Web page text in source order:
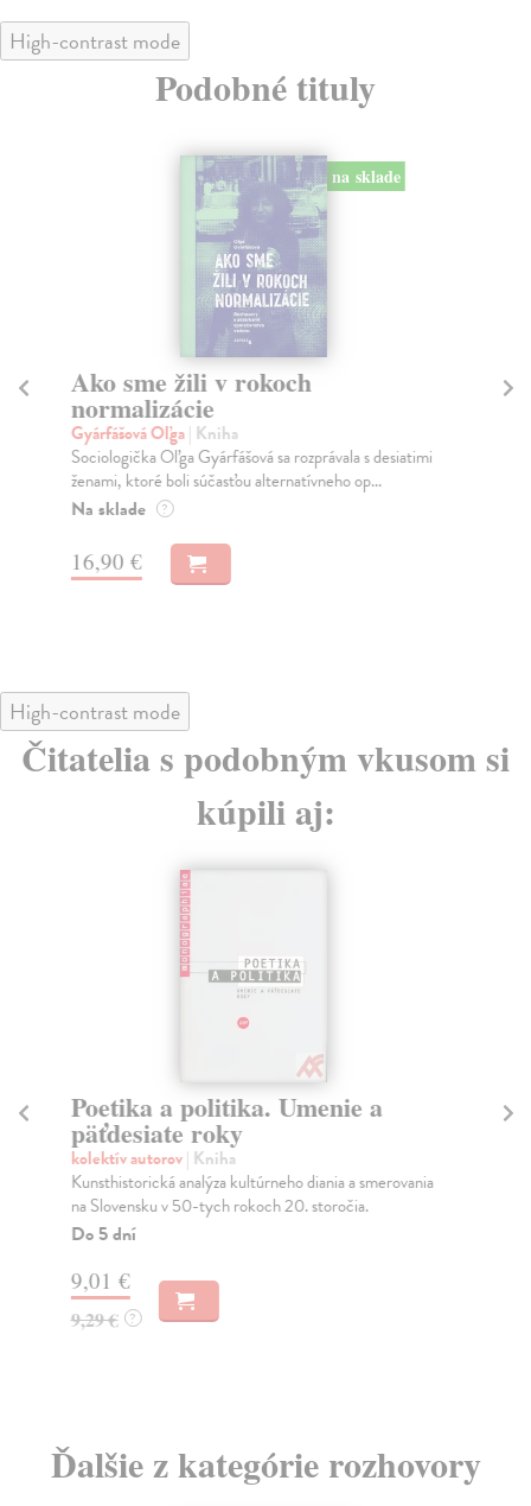
High-contrast mode
Podobné tituly
na sklade
Ako sme žili v rokoch
normalizácie
Gyárfášová Oľga| Kniha
Sociologička Oľga Gyárfášová sa rozprávala s desiatimi
ženami, ktoré boli súčasťou alternatívneho op...
Na sklade ?
16,90 €
High-contrast mode
Čitatelia s podobným vkusom si
kúpili aj:
Poetika a politika. Umenie a
päťdesiate roky
kolektív autorov| Kniha
Kunsthistorická analýza kultúrneho diania a smerovania
na Slovensku v 50-tych rokoch 20. storočia.
Do 5 dní
9,01 €
9,29 € ?
Ďalšie z kategórie rozhovory